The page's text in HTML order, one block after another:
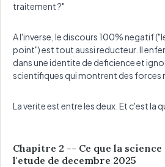
traitement ?"
A l'inverse, le discours 100% negatif
point") est tout aussi reducteur. Il
dans une identite de deficience et
scientifiques qui montrent des forces
La verite est entre les deux. Et c'est la
Chapitre 2 -- Ce que la
l'etude de decembre 2025